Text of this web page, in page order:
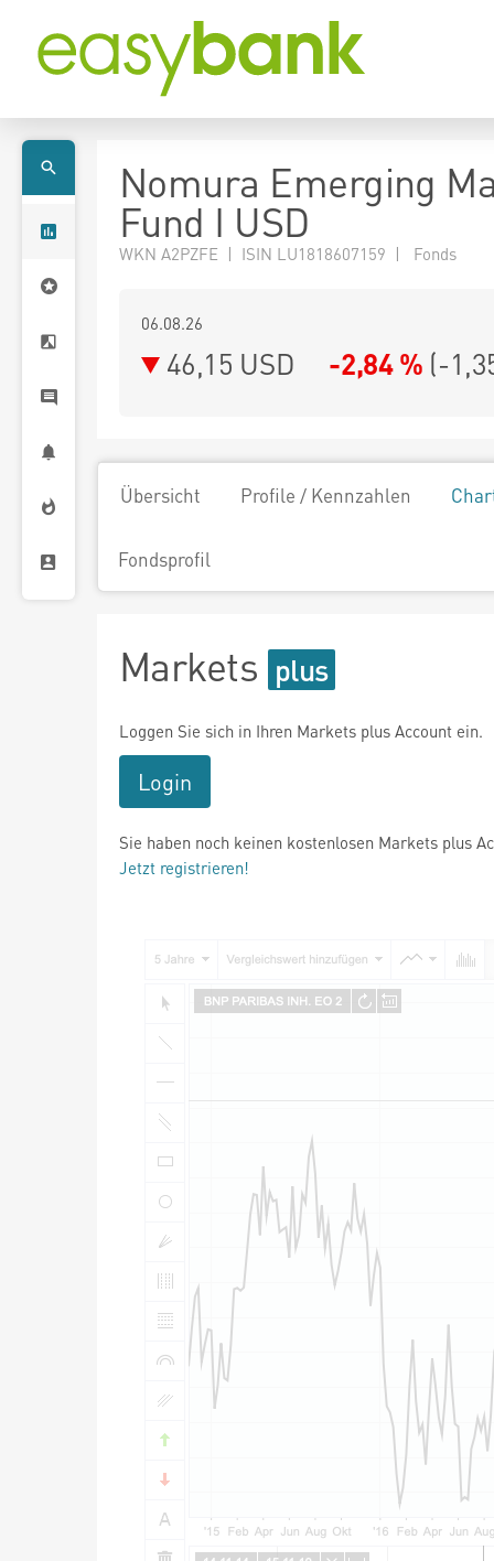
Nomura Emerging
Fund I USD
WKN A2PZFE | ISIN LU1818607159 | Fonds
06.08.26
46,15 USD -2,84 % (-
Übersicht Profile / Kennzahlen
Fondsprofil
Markets
Loggen Sie sich in Ihren Markets plus Account ein.
Login
Sie haben noch keinen kostenlosen Markets plus
Jetzt registrieren!